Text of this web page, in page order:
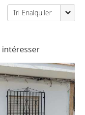
Tri Enalquiler
intéresser